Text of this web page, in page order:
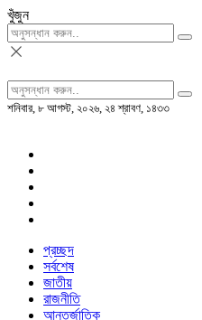
খুঁজুন
শনিবার, ৮ আগস্ট, ২০২৬, ২৪ শ্রাবণ, ১৪৩৩
প্রচ্ছদ
সর্বশেষ
জাতীয়
রাজনীতি
আন্তর্জাতিক